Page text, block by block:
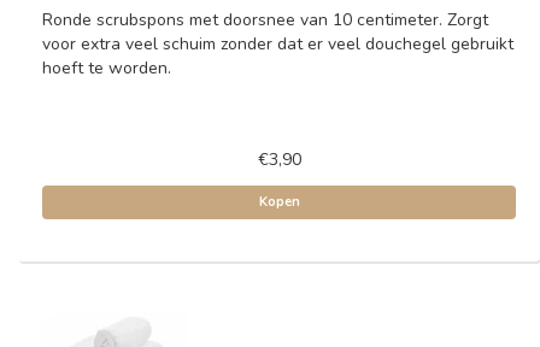
Ronde scrubspons met doorsnee van 10 centimeter. Zorgt
voor extra veel schuim zonder dat er veel douchegel gebruikt
hoeft te worden.
€3,90
Kopen